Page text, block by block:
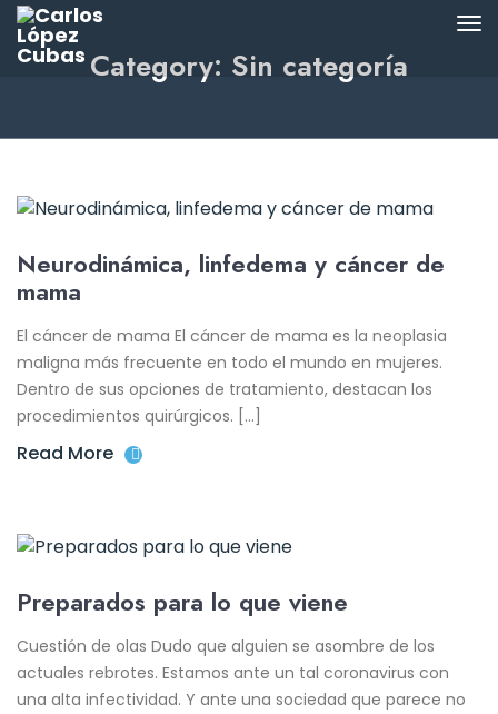
Category: Sin categoría
Neurodinámica, linfedema y cáncer de
mama
El cáncer de mama El cáncer de mama es la neoplasia
maligna más frecuente en todo el mundo en mujeres.
Dentro de sus opciones de tratamiento, destacan los
procedimientos quirúrgicos. […]
Read More
Preparados para lo que viene
Cuestión de olas Dudo que alguien se asombre de los
actuales rebrotes. Estamos ante un tal coronavirus con
una alta infectividad. Y ante una sociedad que parece no